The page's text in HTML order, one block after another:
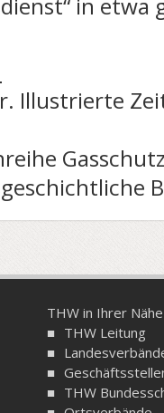
Illustrierte
THW in Ihrer Nähe
THW Leitung
THW